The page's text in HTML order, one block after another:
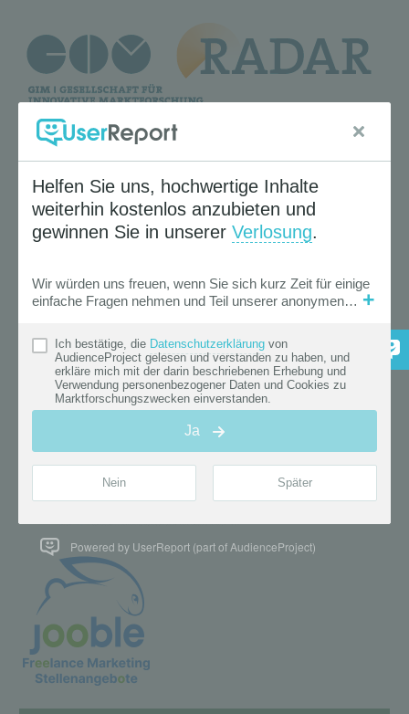
Powered by UserReport (part of AudienceProject)